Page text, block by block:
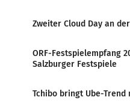
Zweiter Cloud Day an
ORF-Festspielempfang
Salzburger Festspiele
Tchibo bringt Ube-Trend